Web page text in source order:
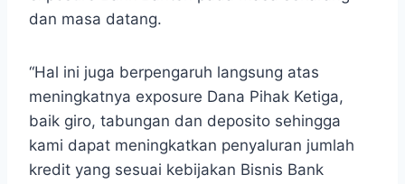
dan masa datang.
“Hal ini juga berpengaruh langsung atas
meningkatnya exposure Dana Pihak Ketiga,
baik giro, tabungan dan deposito sehingga
kami dapat meningkatkan penyaluran jumlah
kredit yang sesuai kebijakan Bisnis Bank